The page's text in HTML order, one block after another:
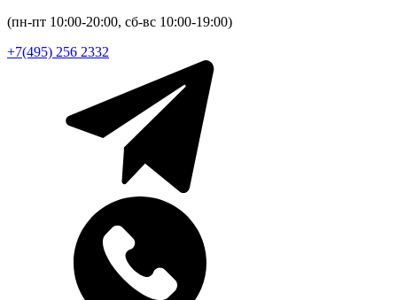
(пн-пт 10:00-20:00, сб-вс 10:00-19:00)
+7(495) 256 2332